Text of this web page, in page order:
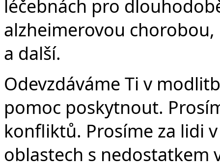
léčebnách pro
alzheimerovou
a další.
Odevzdáváme Ti v
pomoc poskytnout.
konfliktů. Prosíme za lidi
oblastech s nedostatkem